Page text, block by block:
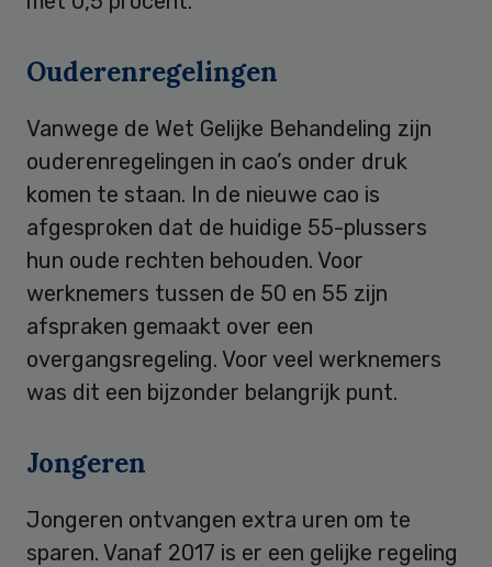
Ouderenregelingen
Vanwege de Wet Gelijke Behandeling zijn
ouderenregelingen in cao’s onder druk
komen te staan. In de nieuwe cao is
afgesproken dat de huidige 55-plussers
hun oude rechten behouden. Voor
werknemers tussen de 50 en 55 zijn
afspraken gemaakt over een
overgangsregeling. Voor veel werknemers
was dit een bijzonder belangrijk punt.
Jongeren
Jongeren ontvangen extra uren om te
sparen. Vanaf 2017 is er een gelijke regeling